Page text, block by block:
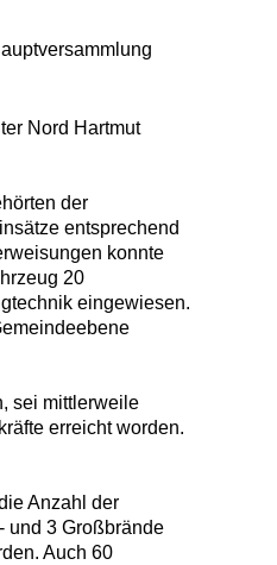
Nord Hartmut
der
entsprechend
konnte
20
eingewiesen.
sei mittlerweile
erreicht worden.
Anzahl der
und 3 Großbrände
Auch 60